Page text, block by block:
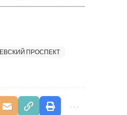
ПРОСПЕКТ